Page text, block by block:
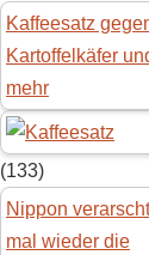
Kaffeesatz
Kartoffelkäfer
mehr
(133)
Nippon verarscht
mal wieder die